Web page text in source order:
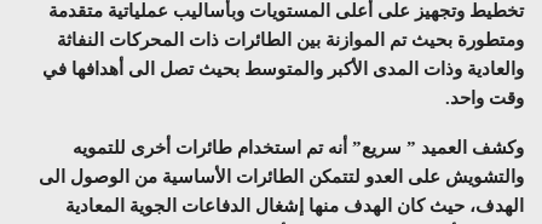
تخطيط وتجهيز على أعلى المستويات وبأساليب عملياتية متقدمة
ومتطورة بحيث تم الموازنة بين الطائرات ذات المحركات النفاثة
والعادية وذات المدى الأكبر والمتوسط بحيث تصل الى أهدافها في
وقت واحد.
وكشف العميد ” سريع” أنه تم استخدام طائرات أخرى للتمويه
والتشويش على العدو لتتمكن الطائرات الأساسية من الوصول الى
الهدف، حيثكان الهدف منها إشغال الدفاعات الجوية المعادية